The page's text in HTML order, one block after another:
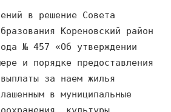
в решение Совета
Кореновский район
№ 457 «Об утверждении
и порядке предоставления
за наем жилья
в муниципальные